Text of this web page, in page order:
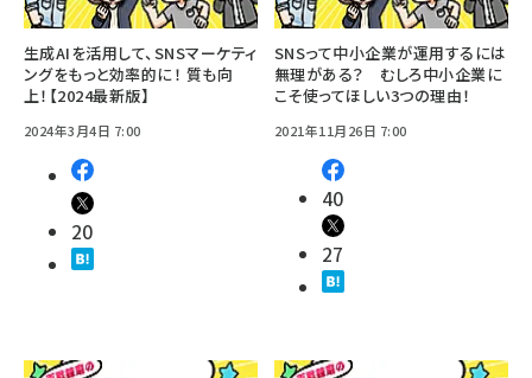
生成AIを活用して、SNSマーケティ
ングをもっと効率的に！ 質も向
上！【2024最新版】
2024年3月4日 7:00
20
SNSって中小企業が運用するには
無理がある？ むしろ中小企業に
こそ使ってほしい3つの理由！
2021年11月26日 7:00
40
27